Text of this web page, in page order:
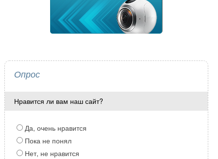
Опрос
Нравится ли вам наш сайт?
Да, очень нравится
Пока не понял
Нет, не нравится